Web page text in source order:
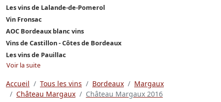
Les vins de Lalande-de-Pomerol
Vin Fronsac
AOC Bordeaux blanc vins
Vins de Castillon - Côtes de Bordeaux
Les vins de Pauillac
Voir la suite
Accueil Tous les vins Bordeaux
Margaux
Château Margaux
Château Margaux 2016